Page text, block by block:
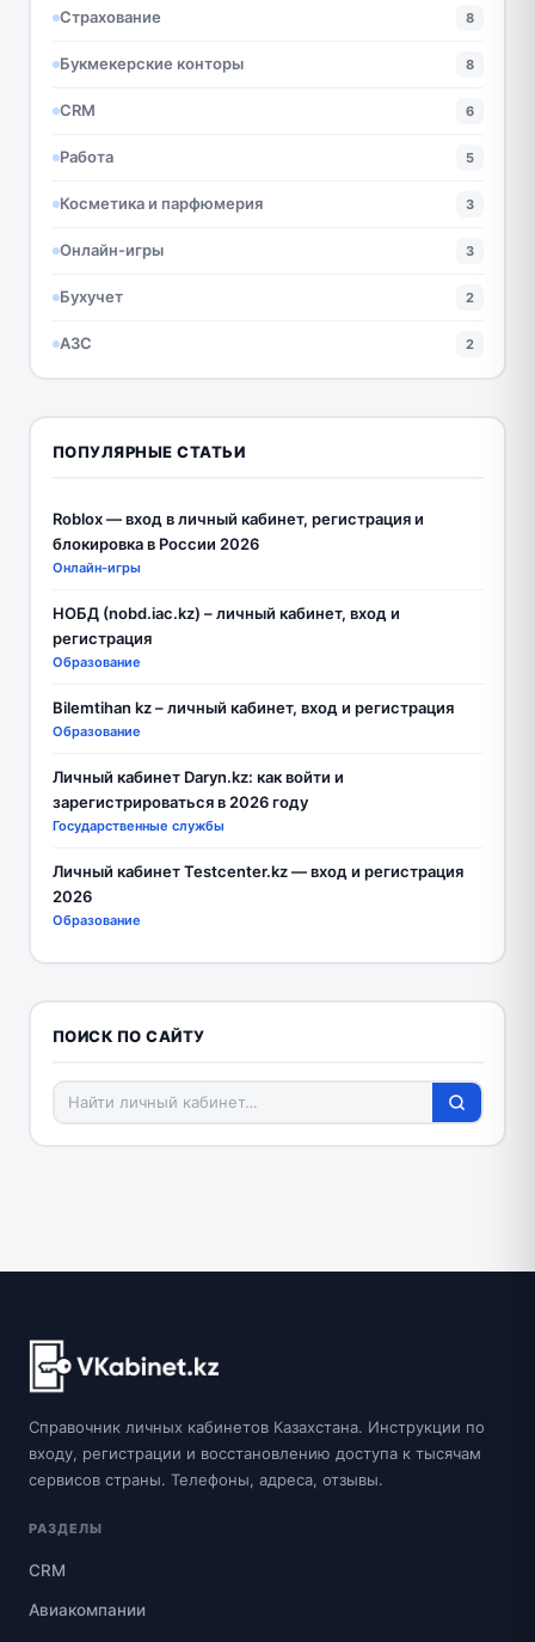
Страхование 8
Букмекерские конторы 8
CRM 6
Работа 5
Косметика и парфюмерия 3
Онлайн-игры 3
Бухучет 2
АЗС 2
ПОПУЛЯРНЫЕ СТАТЬИ
Roblox — вход в личный кабинет, регистрация и
блокировка в России 2026
Онлайн-игры
НОБД (nobd.iac.kz) – личный кабинет, вход и
регистрация
Образование
Bilemtihan kz – личный кабинет, вход и регистрация
Образование
Личный кабинет Daryn.kz: как войти и
зарегистрироваться в 2026 году
Государственные службы
Личный кабинет Testcenter.kz — вход и регистрация
2026
Образование
ПОИСК ПО САЙТУ
Справочник личных кабинетов Казахстана. Инструкции по
входу, регистрации и восстановлению доступа к тысячам
сервисов страны. Телефоны, адреса, отзывы.
РАЗДЕЛЫ
CRM
Авиакомпании